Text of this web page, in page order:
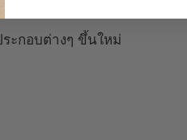
ะกอบต่างๆ ขึ้นใหม่